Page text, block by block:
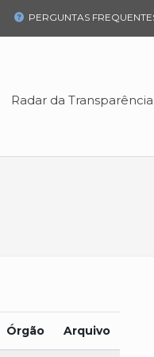
PERGUNTAS
Radar da Transparência
Órgão Arquivo